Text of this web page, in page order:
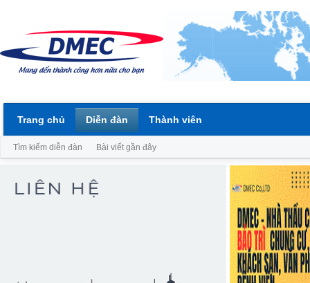
Trang chủ Diễn đàn
Tìm kiếm diễn đàn Bài viết gần đây
Thành viên